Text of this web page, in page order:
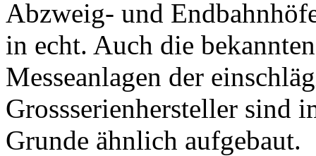
Abzweig- und
in echt. Auch die bekannten
Messeanlagen der
Grossserienhersteller sind
Grunde ähnlich aufgebaut.